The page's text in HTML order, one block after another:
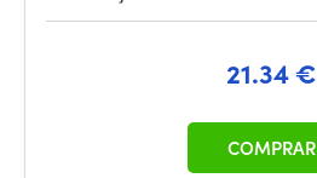
21.34 €
COMPRAR